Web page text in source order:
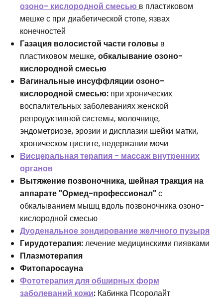
озоно- кислородной смесью в пластиковом
мешке с при диабетической стопе, язвах
конечностей
Газация волосистой части головы в
пластиковом мешке,обкалываниеозоно-
кислородной смесью
Вагинальные инсуффляции озоно-
кислородной смесью: при хронических
воспалительных заболеваниях женской
репродуктивной системы, молочнице,
эндометриозе, эрозии и дисплазии шейки матки,
хроническом цистите, недержании мочи
Висцеральная терапия - массаж внутренних
органов
Вытяжение позвоночника, шейная тракция на
аппарате "Ормед-профессионал"с
обкалыванием мышц вдоль позвоночника озоно-
кислородной смесью
Дуоденальное зондирование желчного пузыря
Гирудотерапия:лечение медицинскими пиявками
Плазмотерапия
Фитопаросауна
Фототерапия для обширных форм
заболеваний кожи: Кабинка Псоролайт